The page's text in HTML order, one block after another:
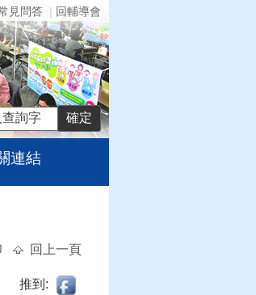
見問答 回輔導會
連結
回上一頁
推到: